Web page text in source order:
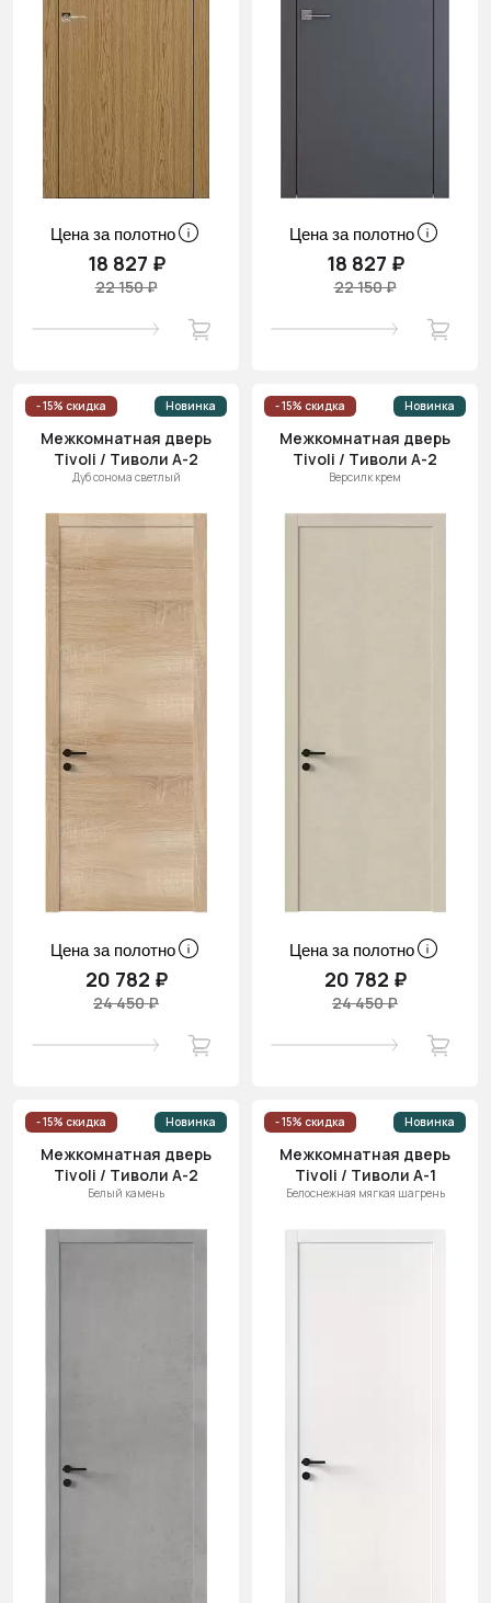
Цена за полотно
18 827 ₽
22 150 ₽
Цена за полотно
18 827 ₽
22 150 ₽
- 15% скидка Новинка
Межкомнатная дверь
Tivoli / Тиволи А-2
Дуб сонома светлый
Цена за полотно
20 782 ₽
24 450 ₽
- 15% скидка Новинка
Межкомнатная дверь
Tivoli / Тиволи А-2
Версилк крем
Цена за полотно
20 782 ₽
24 450 ₽
- 15% скидка Новинка
Межкомнатная дверь
Tivoli / Тиволи А-2
Белый камень
- 15% скидка Новинка
Межкомнатная дверь
Tivoli / Тиволи А-1
Белоснежная мягкая шагрень